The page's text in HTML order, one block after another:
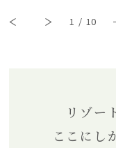
1 / 10
リゾー
ここにし